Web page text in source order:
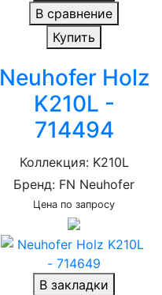
В сравнение
Купить
Neuhofer Holz
K210L -
714494
Коллекция: K210L
Бренд: FN Neuhofer
Цена по запросу
В закладки